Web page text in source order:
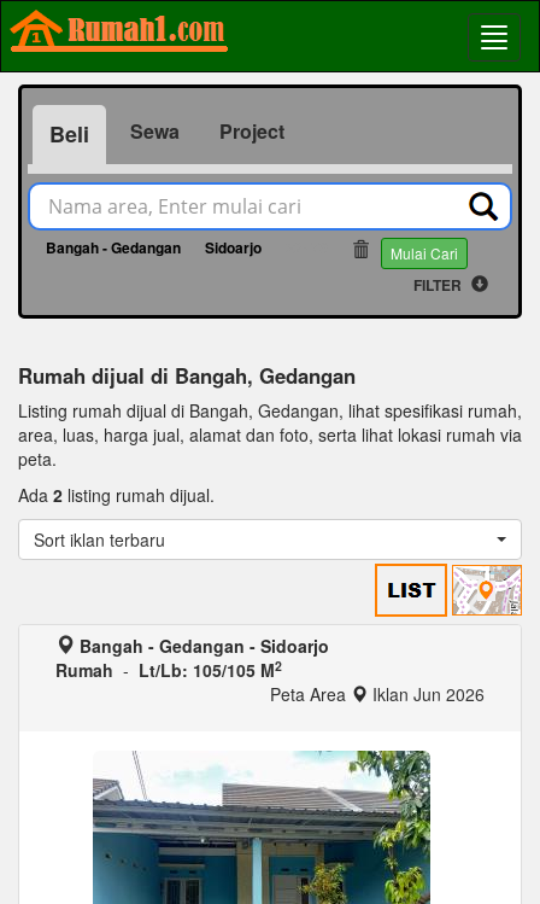
Beli Sewa Project
Bangah - Gedangan Sidoarjo Mulai Cari
FILTER
Rumah dijual di Bangah, Gedangan
Listing rumah dijual di Bangah, Gedangan, lihat spesifikasi rumah,
area, luas, harga jual, alamat dan foto, serta lihat lokasi rumah via
peta.
Ada 2 listing rumah dijual.
Sort iklan terbaru
Bangah - Gedangan - Sidoarjo
Rumah - Lt/Lb: 105/105 M2
Peta Area Iklan Jun 2026